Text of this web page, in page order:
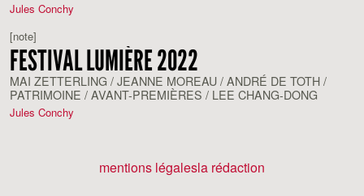
Jules Conchy
[note]
FESTIVAL LUMIÈRE 2022
MAI ZETTERLING / JEANNE MOREAU / ANDRÉ DE TOTH /
PATRIMOINE / AVANT-PREMIÈRES / LEE CHANG-DONG
Jules Conchy
mentions légalesla rédaction